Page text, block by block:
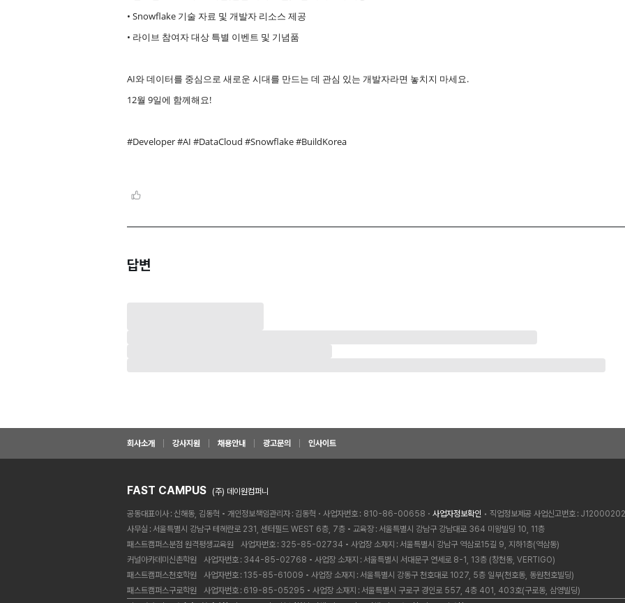
• Snowflake 기술 자료 및 개발자 리소스 제공
• 라이브 참여자 대상 특별 이벤트 및 기념품
AI와 데이터를 중심으로 새로운 시대를 만드는 데 관심 있는 개발자라면 놓치지 마세요.
12월 9일에 함께해요!
#Developer #AI #DataCloud #Snowflake #BuildKorea
답변
회사소개 강사지원 채용안내 광고문의 인사이트
FAST CAMPUS (주) 데이원컴퍼니
공동대표이사 신해동, 김동혁 개인정보책임관리자 김동혁 사업자번호 810-86-00658 사업자정보확인 • 직업정보제공 사업신고번호
사무실 서울특별시 강남구 테헤란로 231, 센터필드 WEST 6층, 7층 교육장 서울특별시 강남구 강남대로 364 미왕빌딩 10, 11층
패스트캠퍼스분점 원격평생교육원ㅤ 사업자번호 325-85-02734 사업장 소재지 서울특별시 강남구 역삼로15길 9, 지하1층(역삼동)
커널아카데미신촌학원ㅤ 사업자번호 344-85-02768 사업장 소재지 서울특별시 서대문구 연세로 8-1, 13층 (창천동, VERTIGO)
패스트캠퍼스천호학원ㅤ 사업자번호 135-85-61009 사업장 소재지 서울특별시 강동구 천호대로 1027, 5층 일부(천호동, 동원천호빌딩)
패스트캠퍼스구로학원ㅤ 사업자번호 619-85-05295 사업장 소재지 서울특별시 구로구 경인로 557, 4층 401, 403호(구로동, 삼영빌딩)